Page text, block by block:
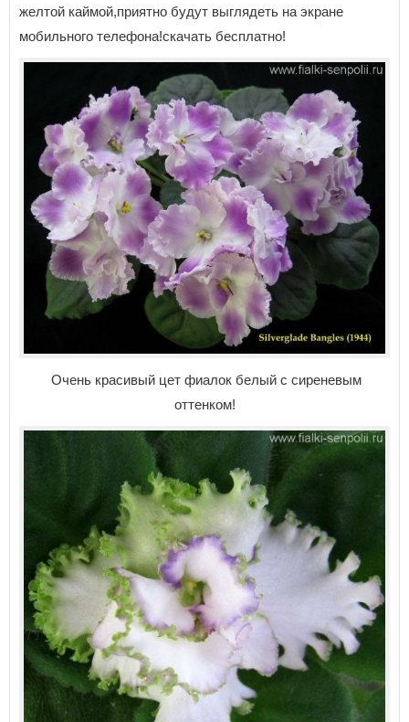
желтой каймой,приятно будут выглядеть на экране
мобильного телефона!скачать бесплатно!
Очень красивый цет фиалок белый с сиреневым
оттенком!